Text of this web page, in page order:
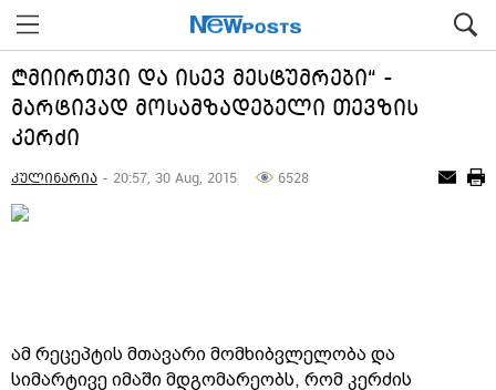
„მიირთვი და ისევ მესტუმრები“ -
მარტივად მოსამზადებელი თევზის
კერძი
კულინარია - 20:57, 30 Aug, 2015 6528
ამ რეცეპტის მთავარი მომხიბვლელობა და
სიმარტივე იმაში მდგომარეობს, რომ კერძის